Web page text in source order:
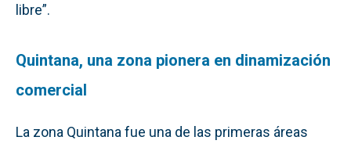
libre”.
Quintana, una zona pionera en dinamización
comercial
La zona Quintana fue una de las primeras áreas